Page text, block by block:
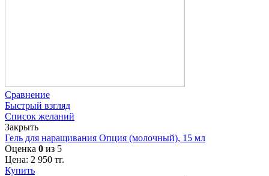
Сравнение
Быстрый взгляд
Список желаний
Закрыть
Гель для наращивания Опция (молочный), 15 мл
Оценка 0 из 5
Цена: 2 950 тг.
Купить